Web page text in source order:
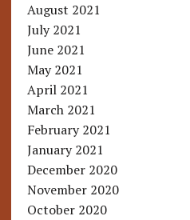
August 2021
July 2021
June 2021
May 2021
April 2021
March 2021
February 2021
January 2021
December 2020
November 2020
October 2020